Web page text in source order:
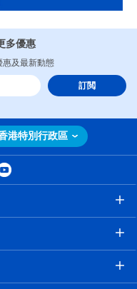
多優惠
惠及最新動態
訂閲
港特別行政區